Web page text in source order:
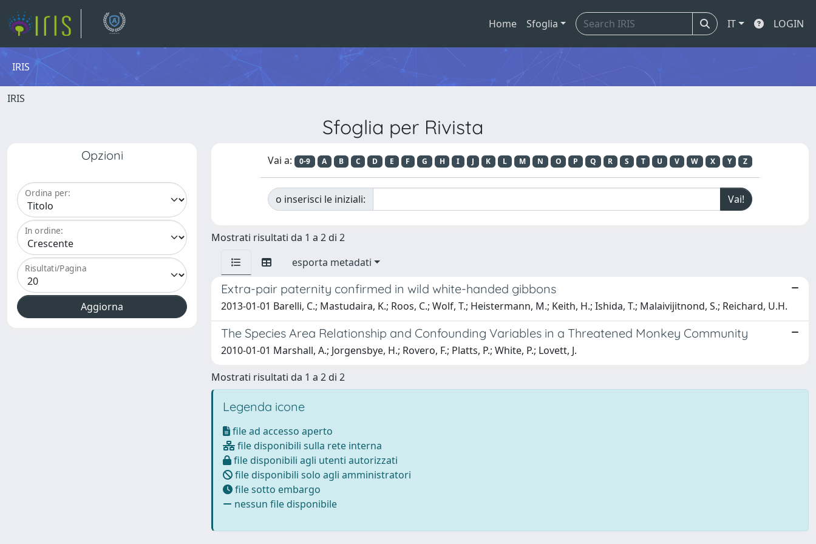
Home Sfoglia IT LOGIN
IRIS
IRIS
Sfoglia per Rivista
Opzioni
Ordina per:
In ordine:
Risultati/Pagina
Vai a: 0-9 A B C D E F G H I J K L M N O P Q R S T U V W X Y Z
o inserisci le iniziali:
Mostrati risultati da 1 a 2 di 2
esporta metadati
Extra-pair paternity confirmed in wild white-handed gibbons
2013-01-01 Barelli, C.; Mastudaira, K.; Roos, C.; Wolf, T.; Heistermann, M.; Keith, H.; Ishida, T.; Malaivijitnond, S.; Reichard, U.H.
The Species Area Relationship and Confounding Variables in a Threatened Monkey Community
2010-01-01 Marshall, A.; Jorgensbye, H.; Rovero, F.; Platts, P.; White, P.; Lovett, J.
Mostrati risultati da 1 a 2 di 2
Legenda icone
file ad accesso aperto
file disponibili sulla rete interna
file disponibili agli utenti autorizzati
file disponibili solo agli amministratori
file sotto embargo
nessun file disponibile